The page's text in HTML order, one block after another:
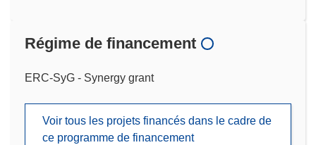
Régime de financement
ERC-SyG - Synergy grant
Voir tous les projets financés dans le cadre de
ce programme de financement